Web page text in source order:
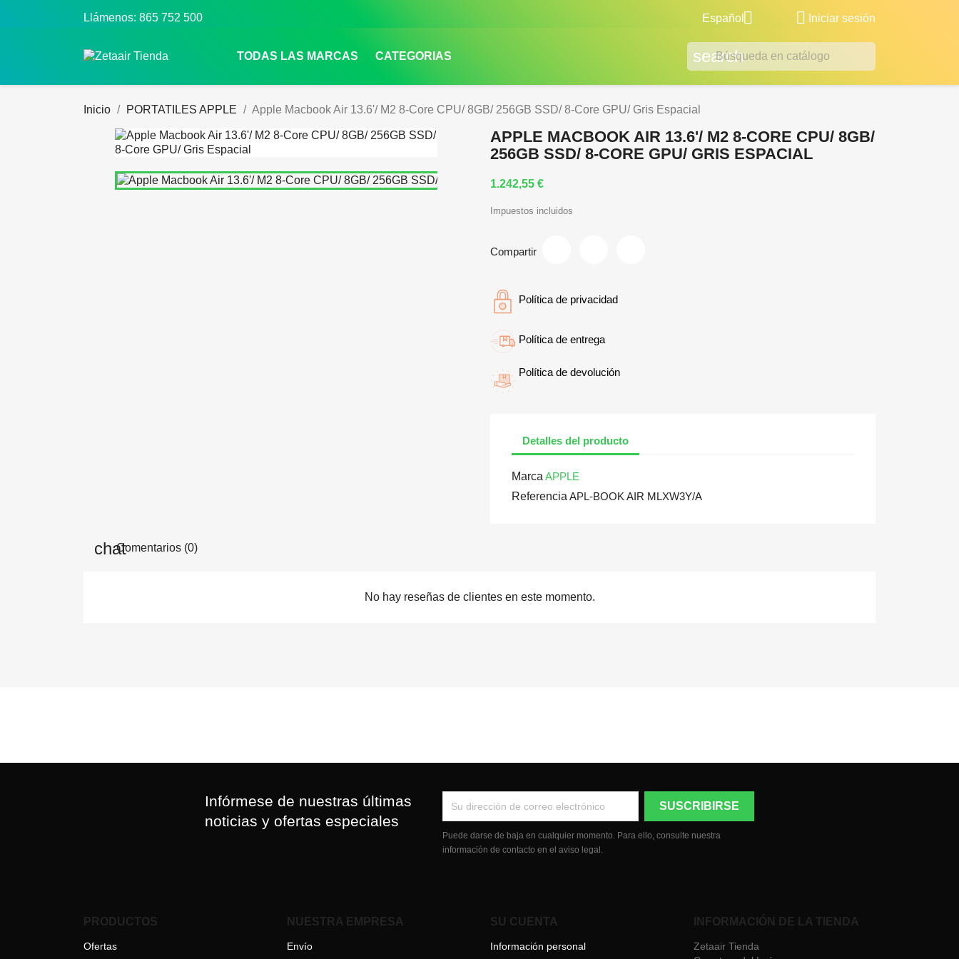
Llámenos: 865 752 500 Español  Iniciar sesión
TODAS LAS MARCAS CATEGORIAS search
Inicio PORTATILES APPLE Apple Macbook Air 13.6'/ M2 8-Core CPU/ 8GB/ 256GB SSD/ 8-Core GPU/ Gris Espacial
APPLE MACBOOK AIR 13.6'/ M2 8-CORE CPU/ 8GB/
256GB SSD/ 8-CORE GPU/ GRIS ESPACIAL
1.242,55 €
Impuestos incluidos
Compartir
Política de privacidad
Política de entrega
Política de devolución
Detalles del producto
Marca APPLE
Referencia APL-BOOK AIR MLXW3Y/A
Comentarios (0)
No hay reseñas de clientes en este momento.
Infórmese de nuestras últimas
noticias y ofertas especiales
Puede darse de baja en cualquier momento. Para ello, consulte nuestra
información de contacto en el aviso legal.
PRODUCTOS
Ofertas
NUESTRA EMPRESA
Envío
SU CUENTA
Información personal
INFORMACIÓN DE LA TIENDA
Zetaair Tienda